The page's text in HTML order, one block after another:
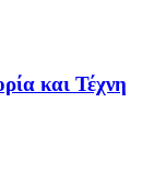
και Τέχνη